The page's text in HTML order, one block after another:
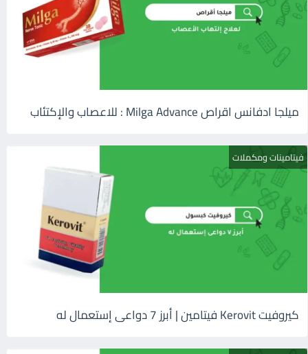
ميلجا ادفانس اقراص Milga Advance : للاعصاب والإكتئاب
فيتامينات ومكملات
كيروفيت Kerovit فيتامين | أبرز 7 دواعى إستعمال له